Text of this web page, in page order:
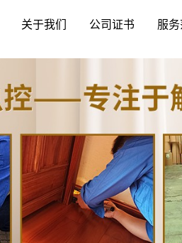
关于我们 公司证书 服务